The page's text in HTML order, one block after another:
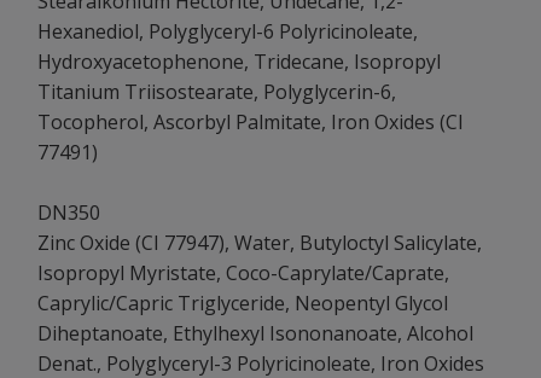
Hexanediol, Polyglyceryl-6 Polyricinoleate,
Hydroxyacetophenone, Tridecane, Isopropyl
Titanium Triisostearate, Polyglycerin-6,
Tocopherol, Ascorbyl Palmitate, Iron Oxides (CI
77491)
DN350
Zinc Oxide (CI 77947), Water, Butyloctyl Salicylate,
Isopropyl Myristate, Coco-Caprylate/Caprate,
Caprylic/Capric Triglyceride, Neopentyl Glycol
Diheptanoate, Ethylhexyl Isononanoate, Alcohol
Denat., Polyglyceryl-3 Polyricinoleate, Iron Oxides